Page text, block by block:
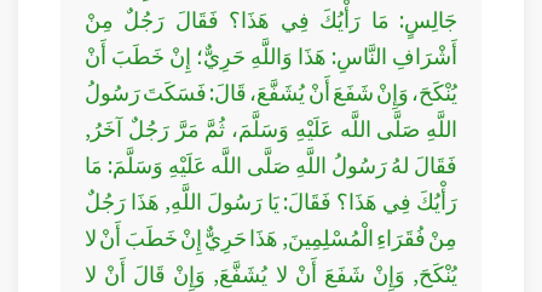
جَالِسٍ: مَا رَأْيُكَ فِي هَذَا؟ فَقَالَ رَجُلٌ مِنْ
أَشْرَافِ النَّاسِ: هَذَا وَاللَّهِ حَرِيٌّ؛ إِنْ خَطَبَ أَنْ
يُنْكَحَ، وَإِنْ شَفَعَ أَنْ يُشَفَّعَ، قَالَ: فَسَكَتَ رَسُولُ
اللَّهِ صَلَّى اللَّه عَلَيْهِ وَسَلَّمَ، ثُمَّ مَرَّ رَجُلٌ آخَرُ,
فَقَالَ لهُ رَسُولُ اللَّهِ صَلَّى اللَّه عَلَيْهِ وَسَلَّمَ: مَا
رَأْيُكَ فِي هَذَا؟ فَقَالَ: يَا رَسُولَ اللَّهِ, هَذَا رَجُلٌ
مِنْ فُقَرَاءِ الْمُسْلِمِينَ, هَذَا حَرِيٌّ إِنْ خَطَبَ أَنْ لا
يُنْكَحَ, وَإِنْ شَفَعَ أَنْ لا يُشَفَّعَ, وَإِنْ قَالَ أَنْ لا